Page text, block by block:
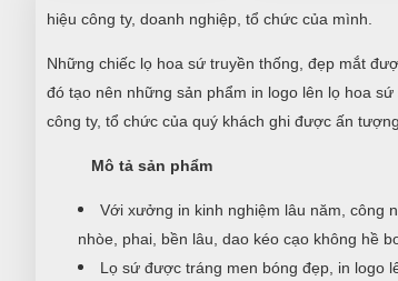
hiệu công ty, doanh nghiệp, tổ chức của mình.
Những chiếc lọ hoa sứ truyền thống, đẹp mắt
đó tạo nên những sản phẩm in logo lên lọ hoa
công ty, tổ chức của quý khách ghi được ấn
Mô tả sản phẩm
Với xưởng in kinh nghiệm lâu năm, công
nhòe, phai, bền lâu, dao kéo cạo không hề
Lọ sứ được tráng men bóng đẹp, in logo